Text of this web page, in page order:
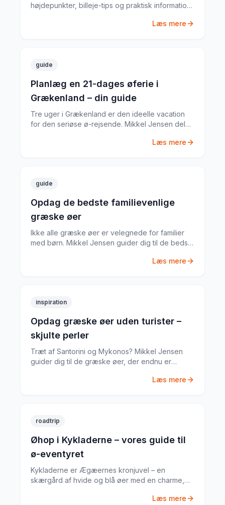
højdepunkter, billeje-tips og praktisk information
Læs mere
guide
Planlæg en 21-dages øferie i
Grækenland – din guide
Tre uger i Grækenland er den ideelle vacation
for den seriøse ø-rejsende. Mikkel Jensen deler
Læs mere
guide
Opdag de bedste familievenlige
græske øer
Ikke alle græske øer er velegnede for familier
med børn. Mikkel Jensen guider dig til de bedste
Læs mere
inspiration
Opdag græske øer uden turister –
skjulte perler
Træt af Santorini og Mykonos? Mikkel Jensen
guider dig til de græske øer, der endnu er
minder om, hvad Grækenland var for enLæs mere
roadtrip
Øhop i Kykladerne – vores guide til
ø-eventyret
Kykladerne er Ægæernes kronjuvel – en
skærgård af hvide og blå øer med en charme,
Jensen guider dig til den bedste øhop-rute.
Læs mere